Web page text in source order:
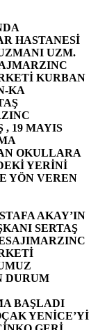
HASTANESİ
UZM.
MARZINC
KURBAN
KA
, 19 MAYIS
OKULLARA
YERİNİ
YÖN VEREN
AKAY’IN
SERTAŞ
MARZINC
DURUM
BAŞLADI
YENİCE’Yİ